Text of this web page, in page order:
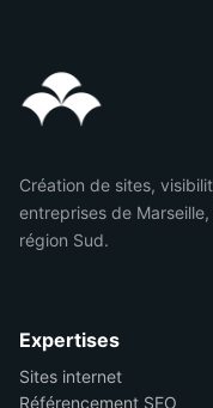
Création de sites,
entreprises de
région Sud.
Expertises
Sites internet
Référencement SEO